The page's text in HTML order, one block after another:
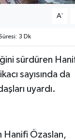
A-
3 Dk
sürdüren
sayısında da
uyardı.
Hanifi Özaslan,